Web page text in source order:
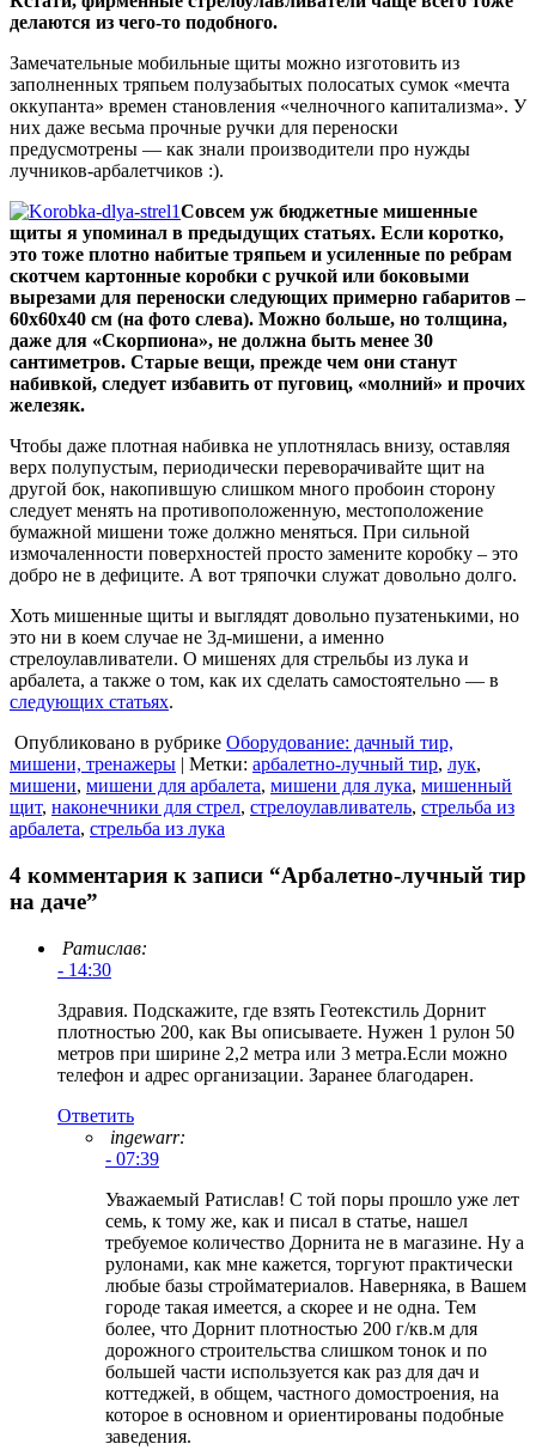
делаются из чего-то подобного.
Замечательные мобильные щиты можно изготовить из
заполненных тряпьем полузабытых полосатых сумок «мечта
оккупанта» времен становления «челночного капитализма». У
них даже весьма прочные ручки для переноски
предусмотрены — как знали производители про нужды
лучников-арбалетчиков :).
Совсем уж бюджетные мишенные
щиты я упоминал в предыдущих статьях. Если коротко,
это тоже плотно набитые тряпьем и усиленные по ребрам
скотчем картонные коробки с ручкой или боковыми
вырезами для переноски следующих примерно габаритов –
60х60х40 см (на фото слева). Можно больше, но толщина,
даже для «Скорпиона», не должна быть менее 30
сантиметров. Старые вещи, прежде чем они станут
набивкой, следует избавить от пуговиц, «молний» и прочих
железяк.
Чтобы даже плотная набивка не уплотнялась внизу, оставляя
верх полупустым, периодически переворачивайте щит на
другой бок, накопившую слишком много пробоин сторону
следует менять на противоположенную, местоположение
бумажной мишени тоже должно меняться. При сильной
измочаленности поверхностей просто замените коробку – это
добро не в дефиците. А вот тряпочки служат довольно долго.
Хоть мишенные щиты и выглядят довольно пузатенькими, но
это ни в коем случае не 3д-мишени, а именно
стрелоулавливатели. О мишенях для стрельбы из лука и
арбалета, а также о том, как их сделать самостоятельно — в
следующих статьях.
Опубликовано в рубрике Оборудование: дачный тир,
мишени, тренажеры | Метки: арбалетно-лучный тир, лук,
мишени, мишени для арбалета, мишени для лука, мишенный
щит, наконечники для стрел, стрелоулавливатель, стрельба из
арбалета, стрельба из лука
4 комментария к записи “Арбалетно-лучный тир
на даче”
Ратислав:
- 14:30
Здравия. Подскажите, где взять Геотекстиль Дорнит
плотностью 200, как Вы описываете. Нужен 1 рулон 50
метров при ширине 2,2 метра или 3 метра.Если можно
телефон и адрес организации. Заранее благодарен.
Ответить
ingewarr:
- 07:39
Уважаемый Ратислав! С той поры прошло уже лет
семь, к тому же, как и писал в статье, нашел
требуемое количество Дорнита не в магазине. Ну а
рулонами, как мне кажется, торгуют практически
любые базы стройматериалов. Наверняка, в Вашем
городе такая имеется, а скорее и не одна. Тем
более, что Дорнит плотностью 200 г/кв.м для
дорожного строительства слишком тонок и по
большей части используется как раз для дач и
коттеджей, в общем, частного домостроения, на
которое в основном и ориентированы подобные
заведения.